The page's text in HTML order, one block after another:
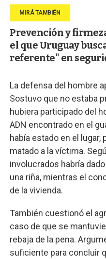
Prevención y
el que Uruguay
referente" en
La defensa del hombre
Sostuvo que no estaba
hubiera participado del
ADN encontrado en el
había estado en el lugar,
matado a la víctima.
involucrados habría
una riña, mientras el
de la vivienda.
También cuestionó el
caso de que se
rebaja de la pena.
suficiente para concluir